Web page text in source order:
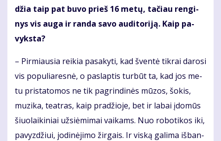
džia taip pat bu­vo prieš 16 me­tų, ta­čiau ren­gi­
nys vis au­ga ir ran­da sa­vo au­di­to­ri­ją. Kaip pa­
vyks­ta?
– Pir­miau­sia rei­kia pa­sa­ky­ti, kad šven­tė tik­rai da­ro­si
vis po­pu­lia­res­nė, o pa­slap­tis tur­būt ta, kad jos me­
tu pri­sta­to­mos ne tik pagrindinės mū­zos, šo­kis,
mu­zi­ka, te­at­ras, kaip pra­džio­je, bet ir la­bai įdo­mūs
šiuo­lai­ki­niai už­si­ė­mi­mai vai­kams. Nuo ro­bo­ti­kos iki,
pa­vyz­džiui, jo­di­nė­ji­mo žir­gais. Ir vis­ką ga­li­ma iš­ban­